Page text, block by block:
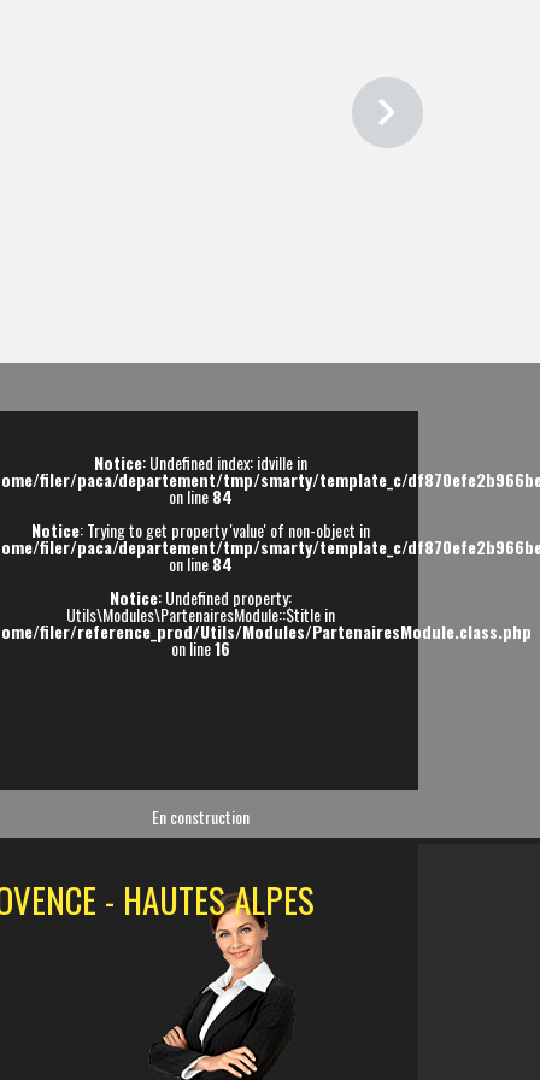
Notice: Undefined index: idville in
filer/paca/departement/tmp/smarty/template_c/
on line84
Notice: Trying to get property 'value' of non-object in
filer/paca/departement/tmp/smarty/template_c/
on line84
Notice: Undefined property:
Utils\Modules\PartenairesModule::$title in
filer/reference_prod/Utils/Modules/PartenairesModule.class.php
on line16
En construction
- HAUTES ALPES